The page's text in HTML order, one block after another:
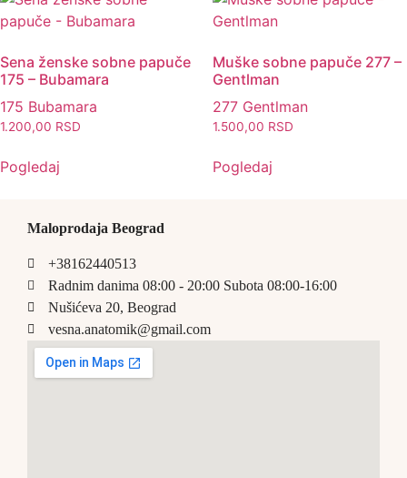
Sena ženske sobne papuče
175 – Bubamara
175 Bubamara
1.200,00 RSD
Pogledaj
Muške sobne papuče 277 –
Gentlman
277 Gentlman
1.500,00 RSD
Pogledaj
Maloprodaja Beograd
+38162440513
Radnim danima 08:00 - 20:00 Subota 08:00-16:00
Nušićeva 20, Beograd
vesna.anatomik@gmail.com​